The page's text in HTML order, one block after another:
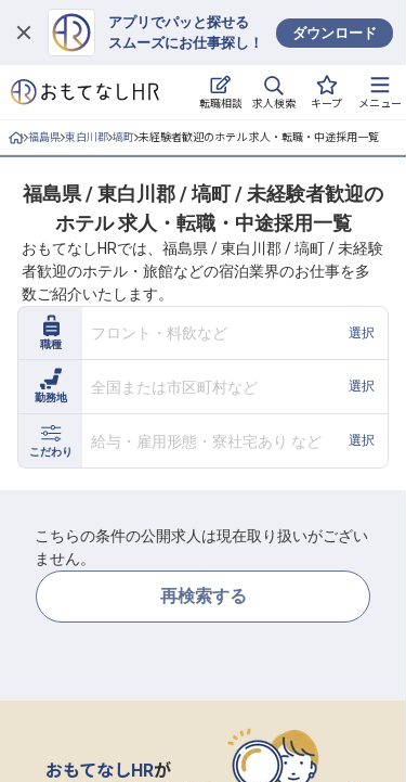
アプリでパッと探せる
スムーズにお仕事探し！
ダウンロード
転職相談 求人検索 キープ メニュー
ログイン
求人・施設を探す
就職・転職 合同説明会
おもてなしHRについて
ご利用の流れ
よくある質問
ホテル・宿泊業界情報コラム
福島県 東白川郡 塙町 未経験者歓迎のホテル 求人・転職・中途採用一覧
福島県 / 東白川郡 / 塙町 / 未経験者歓迎の
ホテル 求人・転職・中途採用一覧
おもてなしHRでは、福島県 / 東白川郡 / 塙町 / 未経験
者歓迎のホテル・旅館などの宿泊業界のお仕事を多
数ご紹介いたします。
職種
フロント・料飲など 選択
勤務地
全国または市区町村など 選択
こだわり
給与・雇用形態・寮社宅あり など 選択
こちらの条件の公開求人は現在取り扱いがござい
ません。
再検索する
おもてなしHRが